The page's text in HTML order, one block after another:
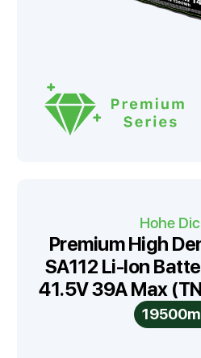
Hohe
Premium High
SA112 Li-Ion
41.5V 39A Max